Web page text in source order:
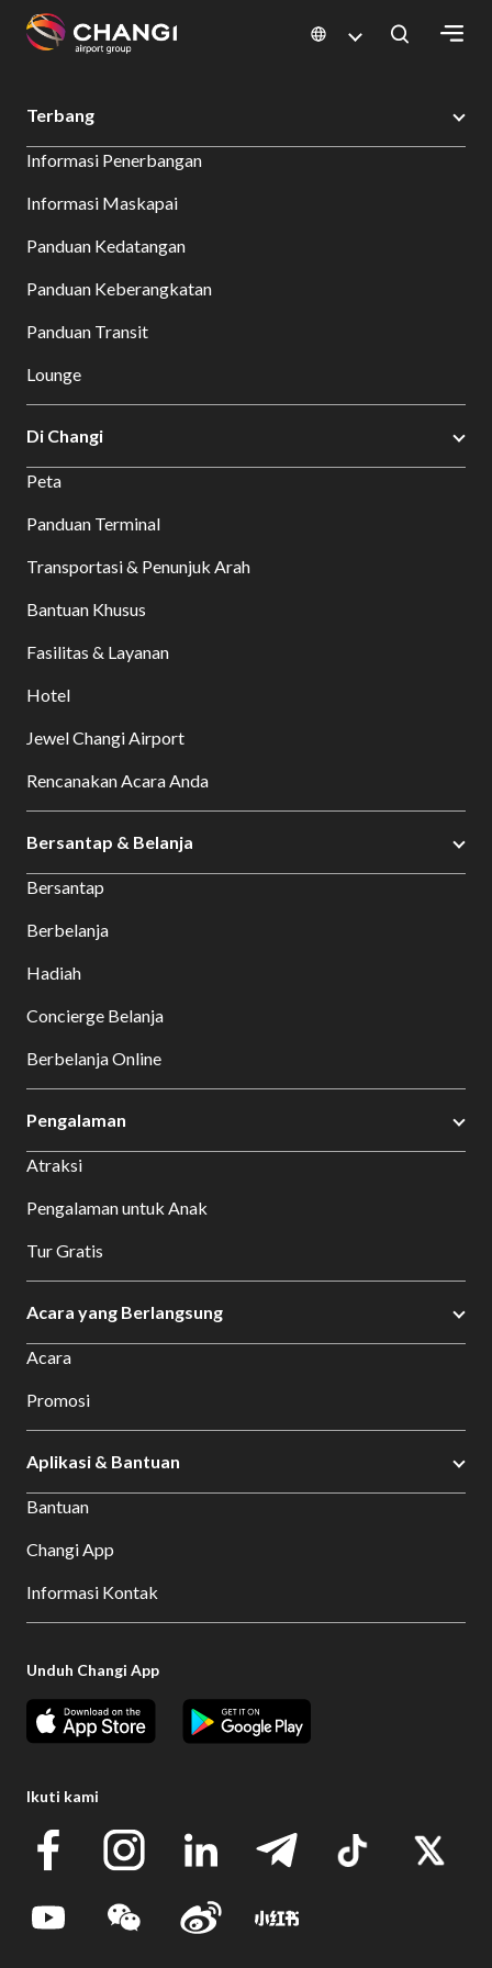
Changi
Language
Changi Airport Bersantap dan Belanja Direktori Toko Shop Detail
Terbang
Informasi Penerbangan
Informasi Maskapai
Panduan Kedatangan
Panduan Keberangkatan
Panduan Transit
Lounge
Di Changi
Peta
Panduan Terminal
Transportasi & Penunjuk Arah
Bantuan Khusus
Fasilitas & Layanan
Hotel
Jewel Changi Airport
Rencanakan Acara Anda
Bersantap & Belanja
Bersantap
Berbelanja
Hadiah
Concierge Belanja
Berbelanja Online
Pengalaman
Atraksi
Pengalaman untuk Anak
Tur Gratis
Acara yang Berlangsung
Acara
Promosi
Aplikasi & Bantuan
Bantuan
Changi App
Informasi Kontak
Unduh Changi App
Ikuti kami